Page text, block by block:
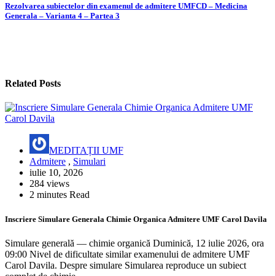
Rezolvarea subiectelor din examenul de admitere UMFCD – Medicina
Generala – Varianta 4 – Partea 3
Related Posts
MEDITAȚII UMF
Admitere , Simulari
iulie 10, 2026
284 views
2 minutes Read
Inscriere Simulare Generala Chimie Organica Admitere UMF Carol Davila
Simulare generală — chimie organică Duminică, 12 iulie 2026, ora
09:00 Nivel de dificultate similar examenului de admitere UMF
Carol Davila. Despre simulare Simularea reproduce un subiect